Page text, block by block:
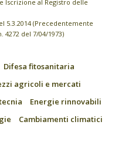
Iscrizione al Registro delle
5.3.2014 (Precedentemente
del 7/04/1973)
Difesa fitosanitaria
agricoli e mercati
Energie rinnovabili
Cambiamenti climatici